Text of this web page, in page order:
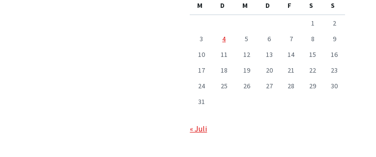
M
D M D F S
S
1
2
3
4 5 6 7 8
9
10
11 12 13 14 15
16
17
18 19 20 21 22
23
24
25 26 27 28 29
30
31
« Juli